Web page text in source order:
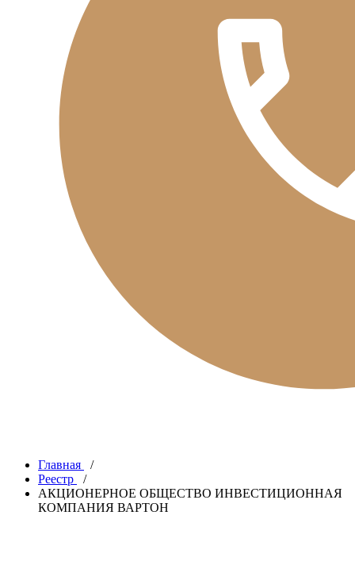
Главная
/
Реестр
/
АКЦИОНЕРНОЕ ОБЩЕСТВО ИНВЕСТИЦИОННАЯ
КОМПАНИЯ ВАРТОН